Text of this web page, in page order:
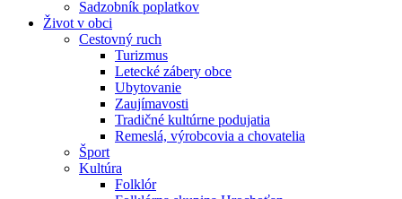
Sadzobník poplatkov
Život v obci
Cestovný ruch
Turizmus
Letecké zábery obce
Ubytovanie
Zaujímavosti
Tradičné kultúrne podujatia
Remeslá, výrobcovia a chovatelia
Šport
Kultúra
Folklór